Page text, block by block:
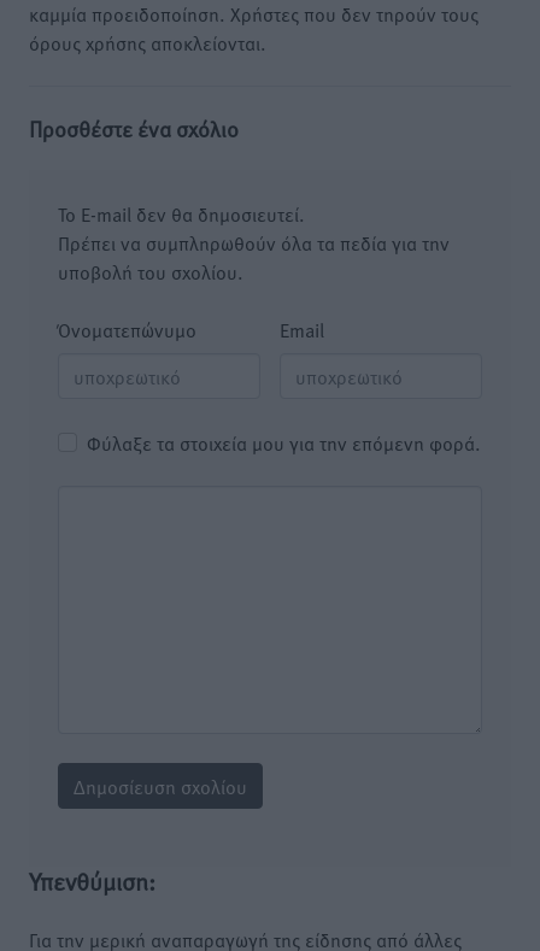
καμμία προειδοποίηση. Χρήστες που δεν τηρούν τους
όρους χρήσης αποκλείονται.
Προσθέστε ένα σχόλιο
Το E-mail δεν θα δημοσιευτεί.
Πρέπει να συμπληρωθούν όλα τα πεδία για την
υποβολή του σχολίου.
Όνοματεπώνυμο Email
Φύλαξε τα στοιχεία μου για την επόμενη φορά.
Υπενθύμιση:
Για την μερική αναπαραγωγή της είδησης από άλλες